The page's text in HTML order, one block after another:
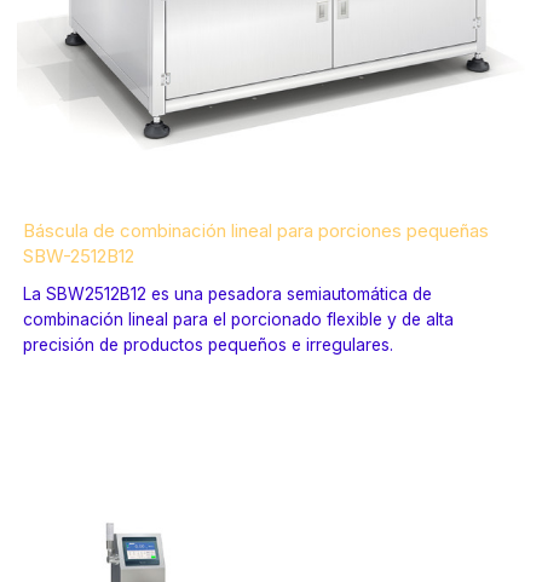
Báscula de combinación lineal para porciones pequeñas
SBW-2512B12
La SBW2512B12 es una pesadora semiautomática de
combinación lineal para el porcionado flexible y de alta
precisión de productos pequeños e irregulares.